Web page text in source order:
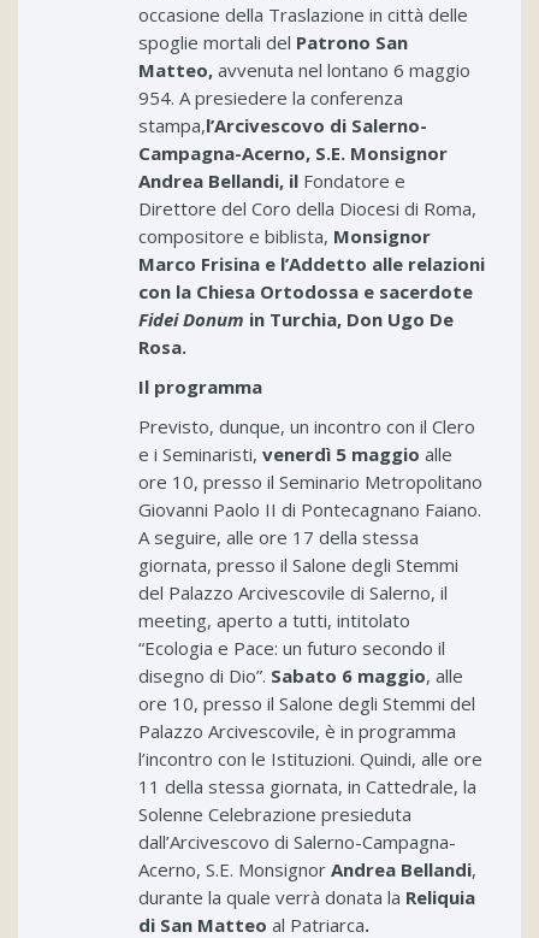
occasione della Traslazione in città delle
spoglie mortali del Patrono San
Matteo, avvenuta nel lontano 6 maggio
954. A presiedere la conferenza
stampa,l’Arcivescovo di Salerno-
Campagna-Acerno, S.E. Monsignor
Andrea Bellandi, il Fondatore e
Direttore del Coro della Diocesi di Roma,
compositore e biblista, Monsignor
Marco Frisina e l’Addetto alle relazioni
con la Chiesa Ortodossa e sacerdote
Fidei Donum in Turchia, Don Ugo De
Rosa.
Il programma
Previsto, dunque, un incontro con il Clero
e i Seminaristi, venerdì 5 maggio alle
ore 10, presso il Seminario Metropolitano
Giovanni Paolo II di Pontecagnano Faiano.
A seguire, alle ore 17 della stessa
giornata, presso il Salone degli Stemmi
del Palazzo Arcivescovile di Salerno, il
meeting, aperto a tutti, intitolato
“Ecologia e Pace: un futuro secondo il
disegno di Dio”. Sabato 6 maggio, alle
ore 10, presso il Salone degli Stemmi del
Palazzo Arcivescovile, è in programma
l’incontro con le Istituzioni. Quindi, alle ore
11 della stessa giornata, in Cattedrale, la
Solenne Celebrazione presieduta
dall’Arcivescovo di Salerno-Campagna-
Acerno, S.E. Monsignor Andrea Bellandi,
durante la quale verrà donata la Reliquia
di San Matteo al Patriarca.